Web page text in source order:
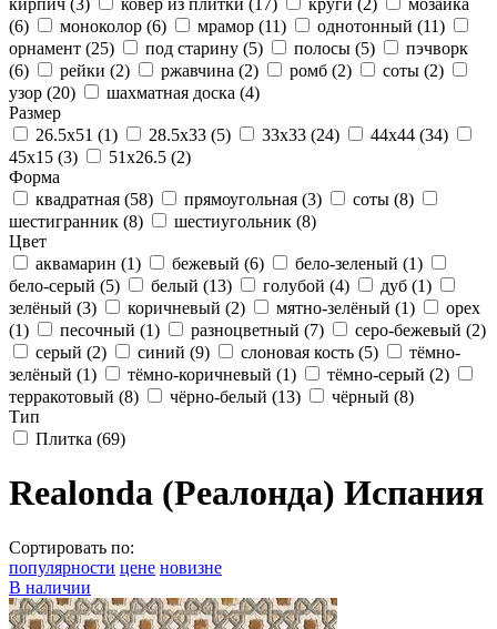
кирпич (3) ковер из плитки (17) круги (2)
мозаика
(6)
моноколор (6) мрамор (11) однотонный (11)
орнамент (25) под старину (5) полосы (5)
пэчворк
(6)
рейки (2) ржавчина (2) ромб (2) соты (2)
узор (20) шахматная доска (4)
Размер
26.5x51 (1) 28.5x33 (5) 33x33 (24) 44x44 (34)
45x15 (3) 51x26.5 (2)
Форма
квадратная (58) прямоугольная (3) соты (8)
шестигранник (8) шестиугольник (8)
Цвет
аквамарин (1) бежевый (6) бело-зеленый (1)
бело-серый (5) белый (13) голубой (4) дуб (1)
зелёный (3) коричневый (2) мятно-зелёный (1)
орех
(1)
песочный (1) разноцветный (7) серо-бежевый (2)
серый (2) синий (9) слоновая кость (5)
тёмно-
зелёный (1) тёмно-коричневый (1) тёмно-серый (2)
терракотовый (8) чёрно-белый (13) чёрный (8)
Тип
Плитка (69)
Realonda (Реалонда) Испания
Сортировать по:
популярности цене новизне
В наличии